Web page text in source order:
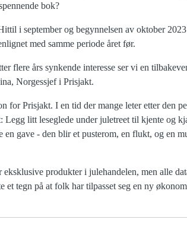
bok?
i september og begynnelsen av oktober
med samme periode året før.
flere års synkende interesse ser vi en
Norgessjef i Prisjakt.
for Prisjakt. I en tid der mange leter etter den
Legg litt leseglede under juletreet til kjente og
gave - den blir et pusterom, en flukt, og en
produkter i julehandelen, men alle
et tegn på at folk har tilpasset seg en ny